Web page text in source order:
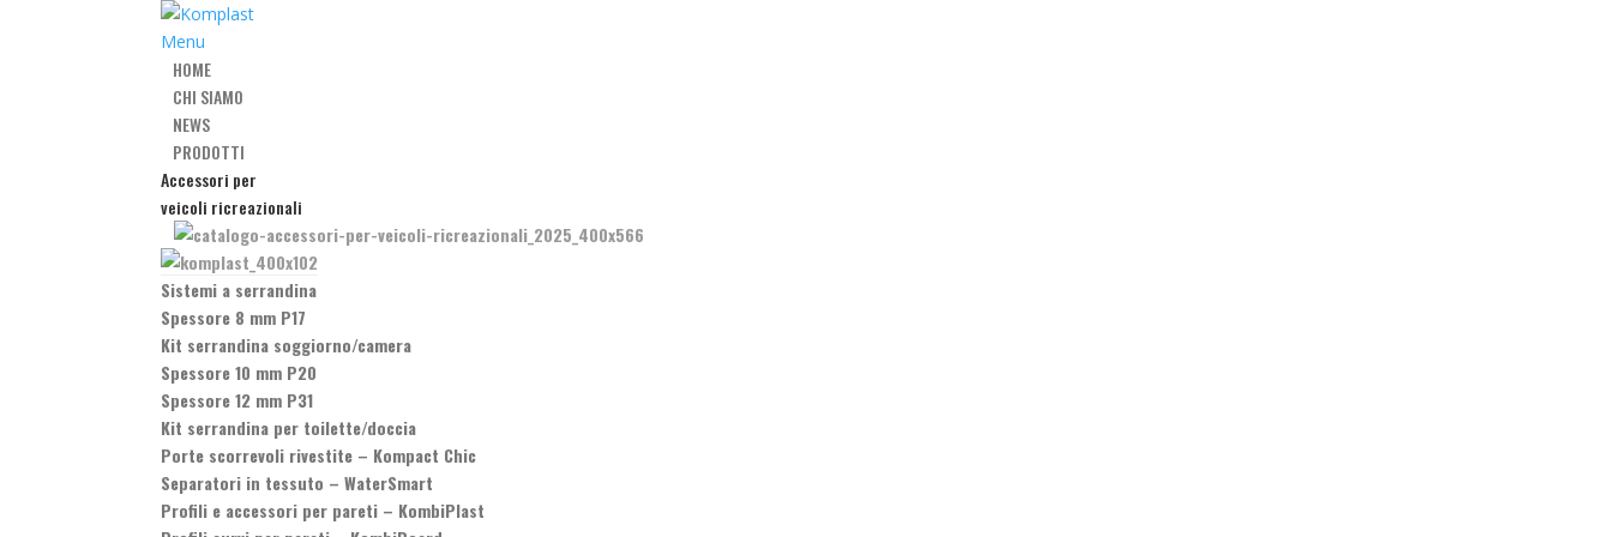
Menu
HOME
CHI SIAMO
NEWS
PRODOTTI
Accessori per
veicoli ricreazionali
Sistemi a serrandina
Spessore 8 mm P17
Kit serrandina soggiorno/camera
Spessore 10 mm P20
Spessore 12 mm P31
Kit serrandina per toilette/doccia
Porte scorrevoli rivestite – Kompact Chic
Separatori in tessuto –WaterSmart
Profili e accessori per pareti – KombiPlast